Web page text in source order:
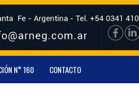
N° 160 CONTACTO